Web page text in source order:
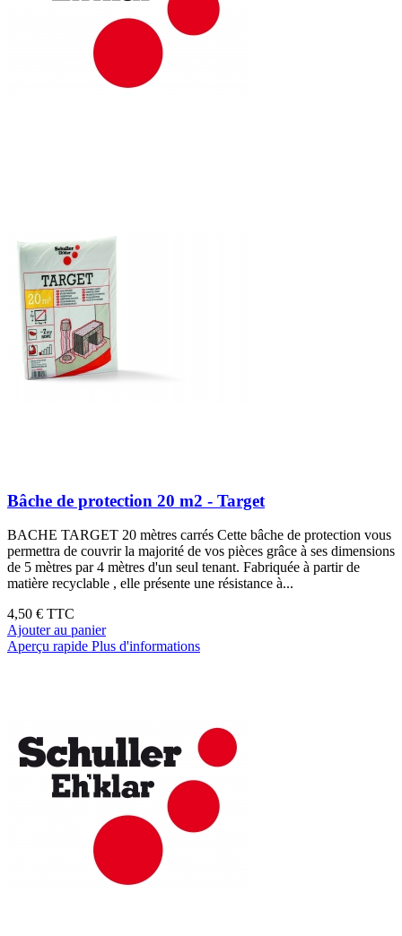
Bâche de protection 20 m2 - Target
BACHE TARGET 20 mètres carrés Cette bâche de protection vous
permettra de couvrir la majorité de vos pièces grâce à ses dimensions
de 5 mètres par 4 mètres d'un seul tenant. Fabriquée à partir de
matière recyclable , elle présente une résistance à...
4,50 € TTC
Ajouter au panier
Aperçu rapide Plus d'informations